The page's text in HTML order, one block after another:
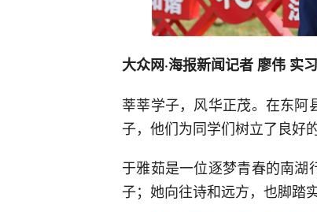
大众网·海报新闻记者 廖伟 实
莘莘学子，风华正茂。在东阿
子，他们为同学们树立了良好
于雅茹是一位逐梦青春的南湖
子；她向往诗和远方，也脚踏